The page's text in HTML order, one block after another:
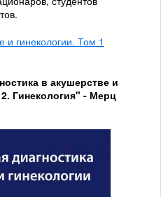
и гинекологии. Том 1
в акушерстве и
Гинекология" - Мерц